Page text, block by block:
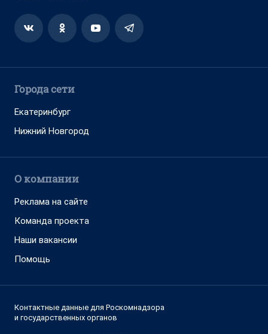
Города сети
Екатеринбург
Нижний Новгород
О компании
Реклама на сайте
Команда проекта
Наши вакансии
Помощь
Контактные данные для Роскомнадзора
и государственных органов